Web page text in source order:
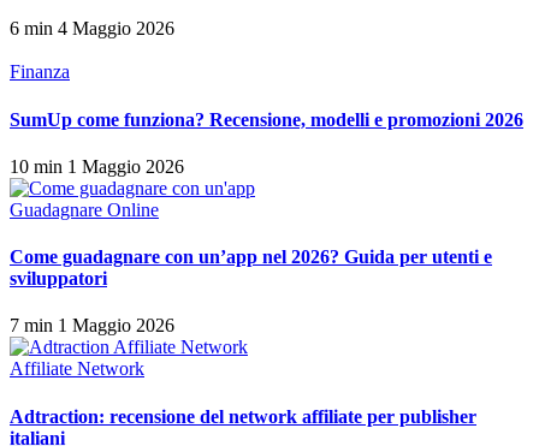
6 min 4 Maggio 2026
Finanza
SumUp come funziona? Recensione, modelli e promozioni 2026
10 min 1 Maggio 2026
Guadagnare Online
Come guadagnare con un’app nel 2026? Guida per utenti e
sviluppatori
7 min 1 Maggio 2026
Affiliate Network
Adtraction: recensione del network affiliate per publisher
italiani